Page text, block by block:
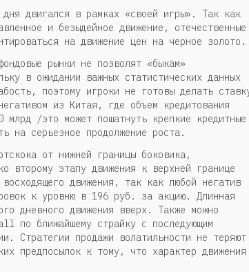
двигался в рамках «своей игры». Так как
и безыдейное движение, отечественные
на движение цен на черное золото.
рынки не позволят «быкам»
в ожидании важных статистических данных
поэтому игроки не готовы делать
из Китая, где объем кредитования
млрд /это может пошатнуть крепкие кредитные
на серьезное продолжение роста.
от нижней границы боковика,
второму этапу движения к верхней границе
движения, так как любой негатив
к уровню в 196 руб. за акцию. Длинная
дневного движения вверх. Также можно
по ближайшему страйку с последующим
Стратегии продажи волатильности не теряют
предпосылок к тому, что характер движения